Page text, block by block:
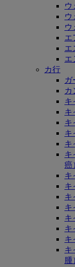
ウ
ウ
ウ
エ
エ
エ
カ行
カ
キ
キ
キ
キ
キ
キ
癌
キ
キ
キ
キ
キ
キ
キ
キ
腫